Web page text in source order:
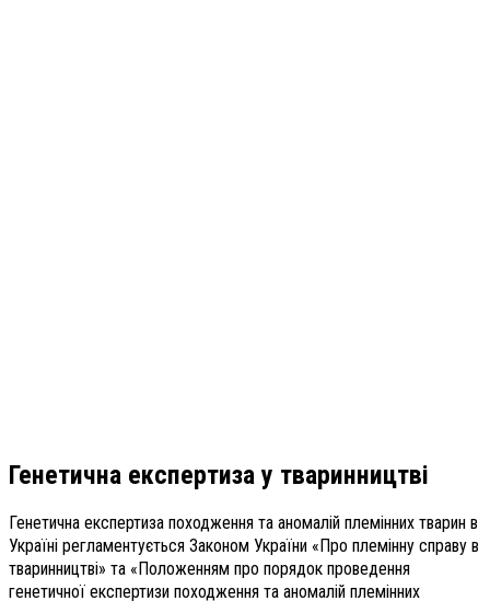
Генетична експертиза у тваринництві
Генетична експертиза походження та аномалій племінних тварин в
Україні регламентується Законом України «Про племінну справу в
тваринництві» та «Положенням про порядок проведення
генетичної експертизи походження та аномалій племінних